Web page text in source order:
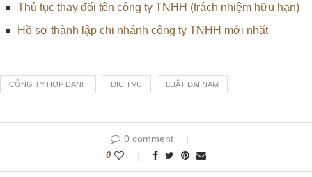
Thủ tục thay đổi tên công ty TNHH (trách nhiệm hữu hạn)
Hồ sơ thành lập chi nhánh công ty TNHH mới nhất
CÔNG TY HỢP DANH DỊCH VỤ LUẬT ĐẠI NAM
0 comment
0